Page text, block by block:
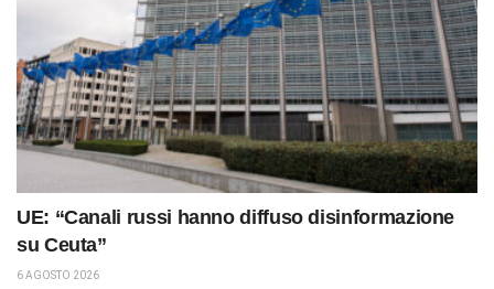
UE: “Canali russi hanno diffuso disinformazione
su Ceuta”
6 AGOSTO 2026